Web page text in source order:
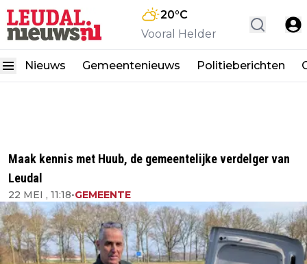
20°C
Vooral Helder
Nieuws Gemeentenieuws Politieberichten
Maak kennis met Huub, de gemeentelijke verdelger van
Leudal
22 MEI , 11:18•GEMEENTE